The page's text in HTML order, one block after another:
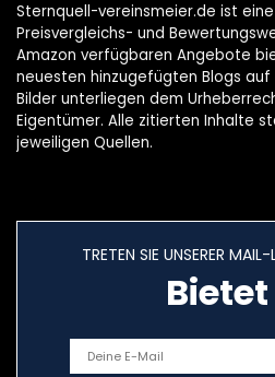
Sternquell-vereinsmeier.de ist
Preisvergleichs- und
Amazon verfügbaren Angebote
neuesten hinzugefügten Blogs
Bilder unterliegen dem
Eigentümer. Alle zitierten Inhalte
jeweiligen Quellen.
TRETEN SIE UNSERER MAIL-